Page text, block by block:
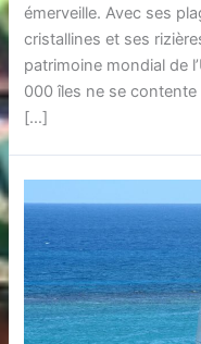
émerveille. Avec ses
cristallines et ses
patrimoine mondial de
000 îles ne se contente
[…]